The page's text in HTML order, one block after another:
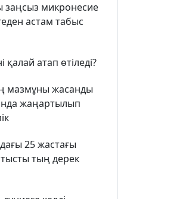
заңсыз микронесие
астам табыс
қалай атап өтіледі?
мазмұны жасанды
жаңартылып
25 жастағы
тың дерек